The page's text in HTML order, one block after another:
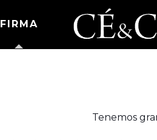
FIRMA
Tenemos